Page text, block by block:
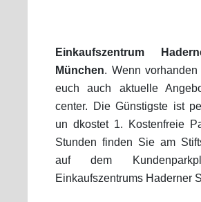
Einkaufszentrum
München. Wenn
euch auch aktuelle
center. Die Günstigste ist
un dkostet 1. Kostenfreie
Stunden finden Sie am
auf dem
Einkaufszentrums Haderner